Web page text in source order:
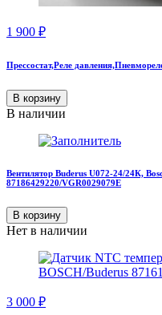
1 900 ₽
Прессостат,Реле
В корзину
В наличии
Вентилятор Buderus U072-24/24К,
87186429220/VGR0029079Е
В корзину
Нет в наличии
3 000 ₽